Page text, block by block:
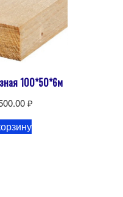
100*50*6м
₽